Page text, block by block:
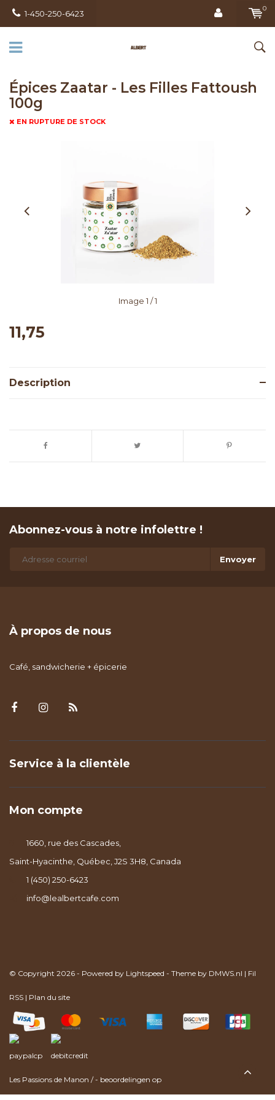
1-450-250-6423
0
Épices Zaatar - Les Filles Fattoush
100g
EN RUPTURE DE STOCK
Image 1 / 1
11,75
Description
Abonnez-vous à notre infolettre !
Envoyer
À propos de nous
Café, sandwicherie + épicerie
Service à la clientèle
Mon compte
1660, rue des Cascades,
Saint-Hyacinthe, Québec, J2S 3H8, Canada
1 (450) 250-6423
info@lealbertcafe.com
© Copyright 2026 - Powered by Lightspeed - Theme by DMWS.nl | Fil
RSS | Plan du site
Les Passions de Manon /- beoordelingen op